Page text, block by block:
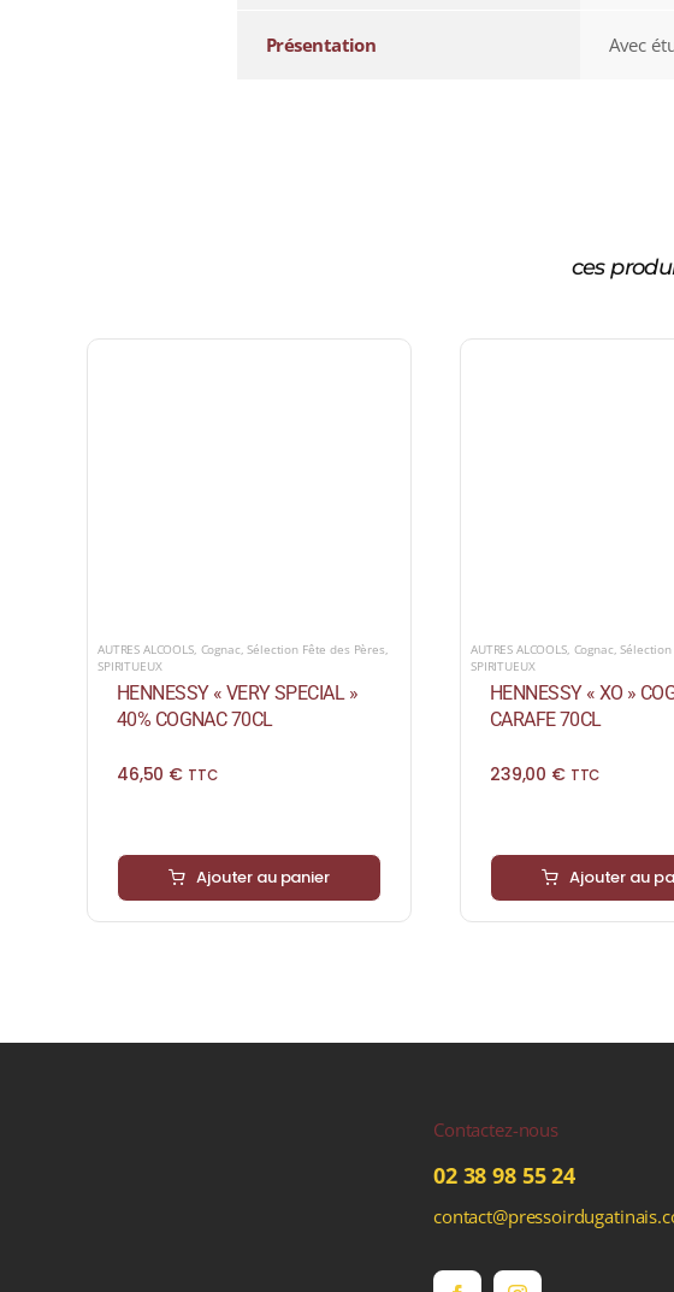
Présentation Avec
ces
AUTRES ALCOOLS, Cognac ,Sélection Fête des Pères
SPIRITUEUX
HENNESSY « VERY SPECIAL »
40% COGNAC 70CL
46,50 € TTC
Ajouter au panier
AUTRES ALCOOLS, Cognac ,
SPIRITUEUX
HENNESSY « XO »
CARAFE 70CL
239,00 € TTC
Ajouter au
Contactez-nous
02 38 98 55 24